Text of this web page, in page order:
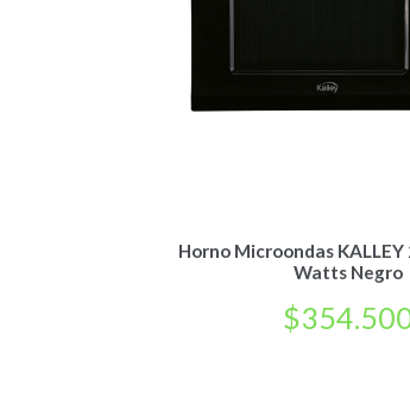
Horno Microondas
Watts Negro
$